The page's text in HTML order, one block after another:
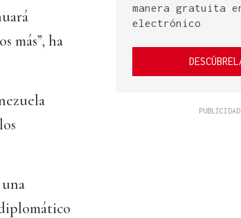
más”, ha
manera gratuita
electrónico